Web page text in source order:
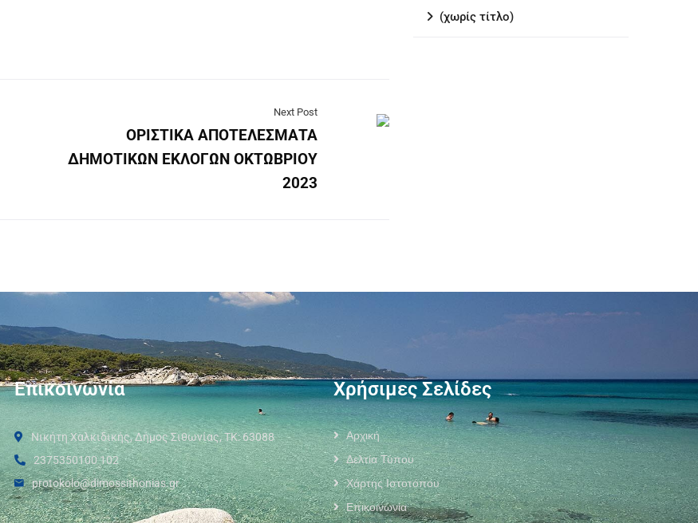
Next Post
ΟΡΙΣΤΙΚΑ ΑΠΟΤΕΛΕΣΜΑΤΑ
ΔΗΜΟΤΙΚΩΝ ΕΚΛΟΓΩΝ ΟΚΤΩΒΡΙΟΥ
2023
(χωρίς τίτλο)
Επικοινωνία
Νικήτη Χαλκιδικής, Δήμος Σιθωνίας, ΤΚ: 63088
2375350100 102
protokolo@dimossithonias.gr
Χρήσιμες Σελίδες
Αρχική
Δελτία Τύπου
Χάρτης Ιστοτόπου
Επικοινωνία